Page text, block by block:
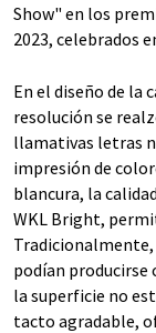
Show" en los
2023, celebrados
En el diseño de la
resolución se
llamativas letras
impresión de
blancura, la
WKL Bright,
podían producirse
la superficie no
tacto agradable,